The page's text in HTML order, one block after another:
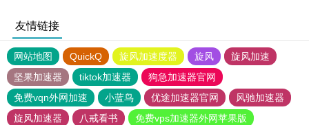
友情链接
网站地图 QuickQ 旋风加速度器 旋风
旋风加速
坚果加速器
tiktok加速器
狗急加速器官网
免费vqn外网加速
小蓝鸟 优途加速器官网
风驰加速器
旋风加速器
八戒看书
免费vps加速器外网苹果版